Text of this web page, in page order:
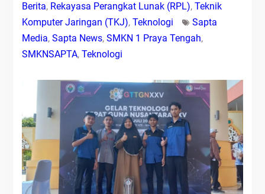
Berita, Rekayasa Perangkat Lunak (RPL), Teknik
Komputer Jaringan (TKJ), Teknologi
Sapta
Media, Sapta News, SMKN 1 Praya Tengah,
SMKNSAPTA, Teknologi